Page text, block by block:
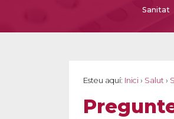
Sanitat
Esteu aquí: Inici › Salut ›